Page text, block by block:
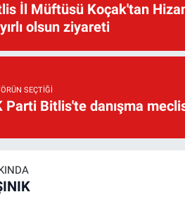
İl Müftüsü Koçak'tan
olsun ziyareti
SEÇTIĞI
Parti Bitlis'te danışma